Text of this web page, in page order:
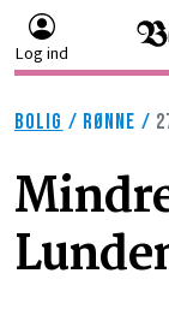
Log ind
BOLIG / RØNNE /